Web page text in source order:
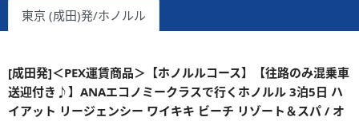
東京 (成田)発/ホノルル
[成田発]＜PEX運賃商品＞【ホノルルコース】【往路のみ混乗車
送迎付き♪】ANAエコノミークラスで行くホノルル 3泊5日 ハ
イアット リージェンシー ワイキキ ビーチ リゾート＆スパ / オ